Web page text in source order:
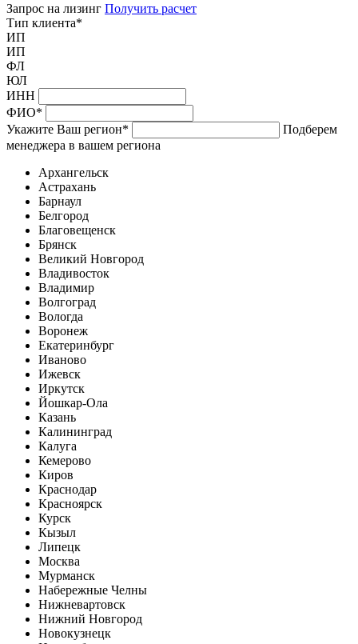
Запрос на лизинг Получить расчет
Тип клиента*
ИП
ИП
ФЛ
ЮЛ
ИНН
ФИО*
Укажите Ваш регион*
Подберем
менеджера в вашем региона
Архангельск
Астрахань
Барнаул
Белгород
Благовещенск
Брянск
Великий Новгород
Владивосток
Владимир
Волгоград
Вологда
Воронеж
Екатеринбург
Иваново
Ижевск
Иркутск
Йошкар-Ола
Казань
Калининград
Калуга
Кемерово
Киров
Краснодар
Красноярск
Курск
Кызыл
Липецк
Москва
Мурманск
Набережные Челны
Нижневартовск
Нижний Новгород
Новокузнецк